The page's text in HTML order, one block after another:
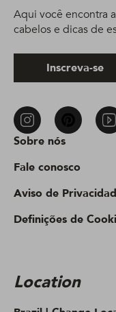
Sobre nós
Fale conosco
Aviso de
Definições de
Location
Aqui você encontra
cabelos e dicas de
Inscreva-se